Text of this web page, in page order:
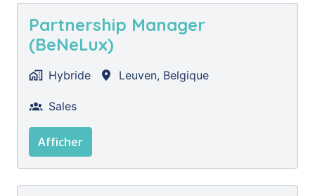
Partnership Manager
(BeNeLux)
Hybride Leuven, Belgique
Sales
Afficher